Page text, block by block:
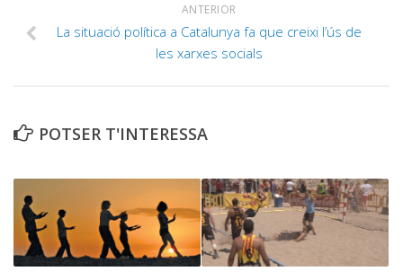
ANTERIOR
La situació política a Catalunya fa que creixi l’ús de
les xarxes socials
POTSER T'INTERESSA